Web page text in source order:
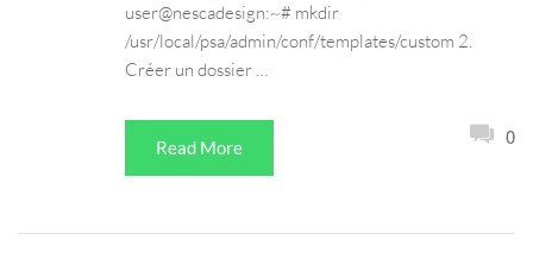
user@nescadesign:~# mkdir
/usr/local/psa/admin/conf/templates/custom 2.
Créer un dossier …
Read More 0